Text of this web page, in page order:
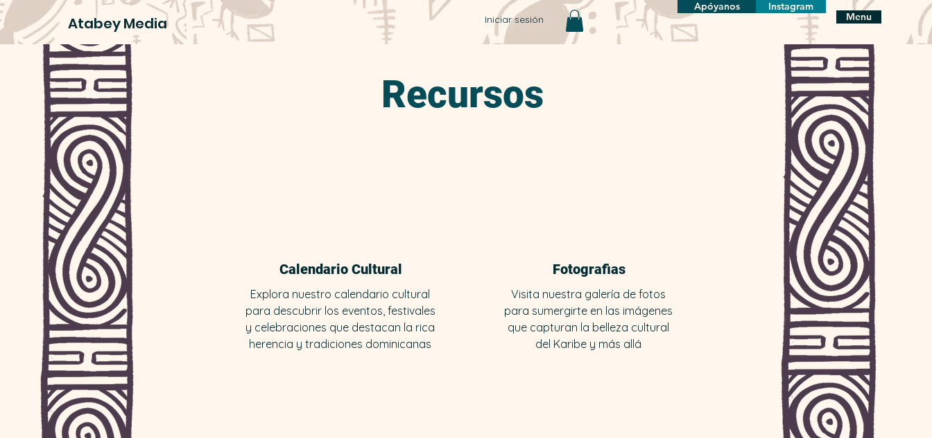
Atabey Media Iniciar sesión
Apóyanos
Menu
Instagram
Calendario Cultural
Explora nuestro calendario cultural
para descubrir los eventos, festivales
y celebraciones que destacan la rica
herencia y tradiciones dominicanas
Fotografias
Visita nuestra galería de fotos
para sumergirte en las imágenes
que capturan la belleza cultural
del Karibe y más allá
Recursos